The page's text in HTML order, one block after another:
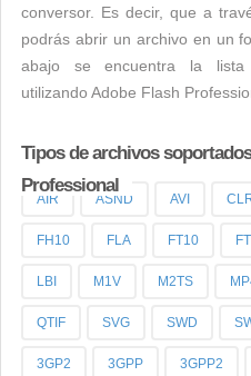
conversor. Es decir, que a
podrás abrir un archivo en un
abajo se encuentra la lista
utilizando Adobe Flash
Tipos de archivos
Professional
AIR ASND AVI
FH10 FLA FT10
LBI M1V M2TS
QTIF SVG SWD
3GP2 3GPP 3GPP2